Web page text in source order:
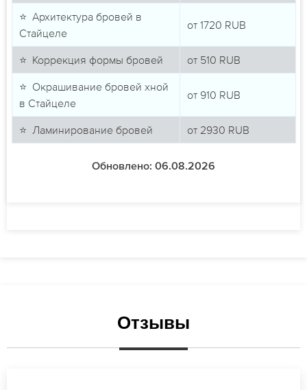
⭐ Архитектура бровей в
Стайцеле
от 1720 RUB
⭐ Коррекция формы бровей от 510 RUB
⭐ Окрашивание бровей хной
в Стайцеле
от 910 RUB
⭐ Ламинирование бровей от 2930 RUB
Обновлено: 06.08.2026
Отзывы